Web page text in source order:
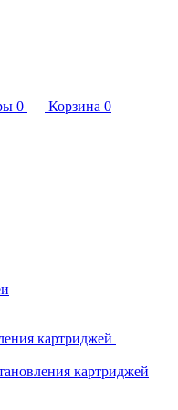
0 Корзина 0
картриджей
картриджей